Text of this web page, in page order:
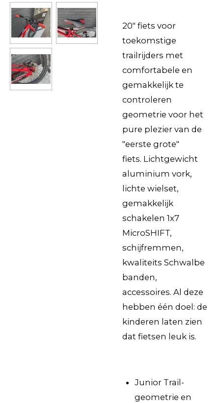
20" fiets voor
toekomstige
trailrijders met
comfortabele en
gemakkelijk te
controleren
geometrie voor het
pure plezier van de
"eerste grote"
fiets. Lichtgewicht
aluminium vork,
lichte wielset,
gemakkelijk
schakelen 1x7
MicroSHIFT,
schijfremmen,
kwaliteits Schwalbe
banden,
accessoires. Al deze
hebben één doel: de
kinderen laten zien
dat fietsen leuk is.
Junior Trail-
geometrie en